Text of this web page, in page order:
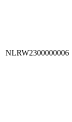
NLRW2300000006